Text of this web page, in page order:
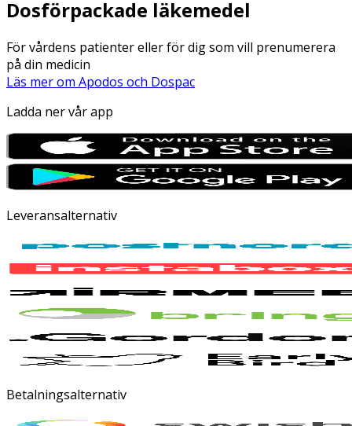
Dosförpackade läkemedel
För vårdens patienter eller för dig som vill prenumerera
på din medicin
Läs mer om Apodos och Dospac
Ladda ner vår app
Leveransalternativ
Betalningsalternativ